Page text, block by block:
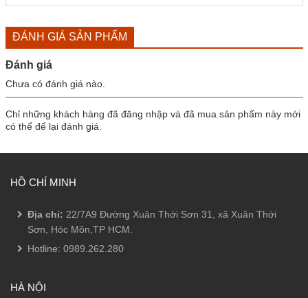
ĐÁNH GIÁ SẢN PHẨM
Đánh giá
Chưa có đánh giá nào.
Chỉ những khách hàng đã đăng nhập và đã mua sản phẩm này mới
có thể để lại đánh giá.
HỒ CHÍ MINH
Địa chỉ: 22/7A9 Đường Xuân Thới Sơn 31, xã Xuân Thới
Sơn, Hóc Môn,TP HCM.
Hotline: 0989.262.280
HÀ NỘI